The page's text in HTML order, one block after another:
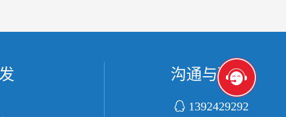
沟通与联系
 1392429292